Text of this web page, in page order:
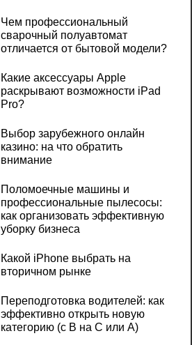
Чем профессиональный
сварочный полуавтомат
отличается от бытовой модели?
Какие аксессуары Apple
раскрывают возможности iPad
Pro?
Выбор зарубежного онлайн
казино: на что обратить
внимание
Поломоечные машины и
профессиональные пылесосы:
как организовать эффективную
уборку бизнеса
Какой iPhone выбрать на
вторичном рынке
Переподготовка водителей: как
эффективно открыть новую
категорию (с B на C или А)